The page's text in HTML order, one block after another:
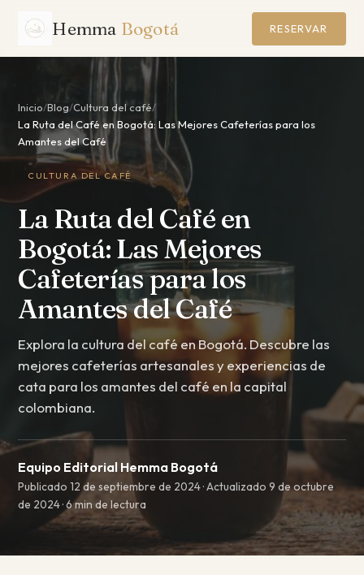
Hemma Bogotá RESERVAR
Inicio/Blog/Cultura del café/
La Ruta del Café en Bogotá: Las Mejores Cafeterías para los
Amantes del Café
CULTURA DEL CAFÉ
La Ruta del Café en
Bogotá: Las Mejores
Cafeterías para los
Amantes del Café
Explora la cultura del café en Bogotá. Descubre las
mejores cafeterías artesanales y experiencias de
cata para los amantes del café en la capital
colombiana.
Equipo Editorial Hemma Bogotá
Publicado 12 de septiembre de 2024 · Actualizado 9 de octubre
de 2024 · 6 min de lectura